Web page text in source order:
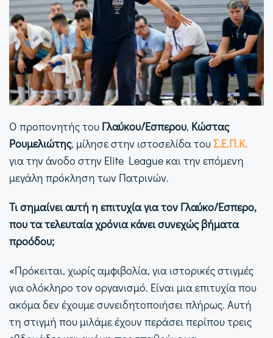
Ο προπονητής του Γλαύκου/Έσπερου, Κώστας
Ρουμελιώτης, μίλησε στην ιστοσελίδα τουΣ.Ε.Π.Κ.
για την άνοδο στην Elite League και την επόμενη
μεγάλη πρόκληση των Πατρινών.
Τι σημαίνει αυτή η επιτυχία για τον Γλαύκο/Έσπερο,
που τα τελευταία χρόνια κάνει συνεχώς βήματα
προόδου;
«Πρόκειται, χωρίς αμφιβολία, για ιστορικές στιγμές
για ολόκληρο τον οργανισμό. Είναι μια επιτυχία που
ακόμα δεν έχουμε συνειδητοποιήσει πλήρως. Αυτή
τη στιγμή που μιλάμε έχουν περάσει περίπου τρεις